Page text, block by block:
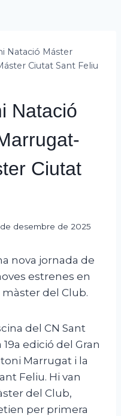
Natació Máster
Ciutat Sant Feliu
Natació
Ciutat
de desembre de 2025
nova jornada de
estrenes en
del Club.
del CN Sant
edició del Gran
Marrugat i la
Feliu. Hi van
del Club,
per primera